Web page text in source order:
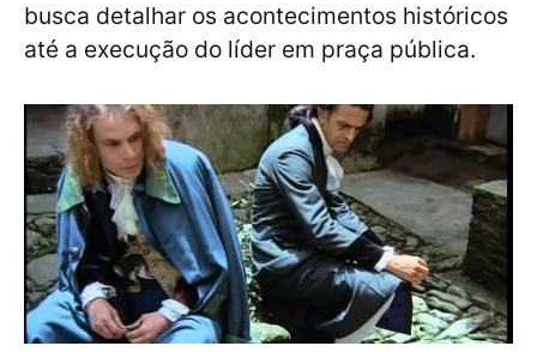
busca detalhar os acontecimentos históricos
até a execução do líder em praça pública.